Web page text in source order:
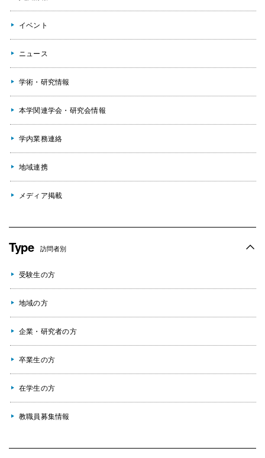
イベント
ニュース
学術・研究情報
本学関連学会・研究会情報
学内業務連絡
地域連携
メディア掲載
Type 訪問者別
受験生の方
地域の方
企業・研究者の方
卒業生の方
在学生の方
教職員募集情報